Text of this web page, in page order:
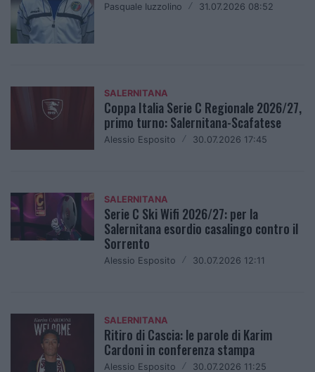
Pasquale Iuzzolino / 31.07.2026 08:52
SALERNITANA
Coppa Italia Serie C Regionale 2026/27,
primo turno: Salernitana-Scafatese
Alessio Esposito / 30.07.2026 17:45
SALERNITANA
Serie C Ski Wifi 2026/27: per la
Salernitana esordio casalingo contro il
Sorrento
Alessio Esposito / 30.07.2026 12:11
SALERNITANA
Ritiro di Cascia: le parole di Karim
Cardoni in conferenza stampa
Alessio Esposito / 30.07.2026 11:25